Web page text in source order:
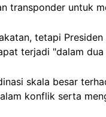
transponder untuk
tetapi
terjadi "dalam
skala besar
konflik serta